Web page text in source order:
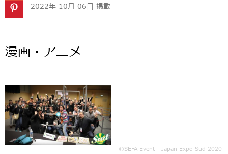
2022年 10月 06日 掲載
漫画・アニメ
©SEFA Event - Japan Expo Sud 2020